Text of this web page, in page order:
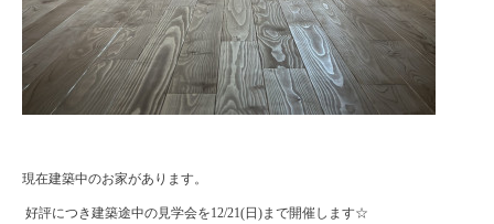
現在建築中のお家があります。
好評につき建築途中の見学会を12/21(日)まで開催します☆